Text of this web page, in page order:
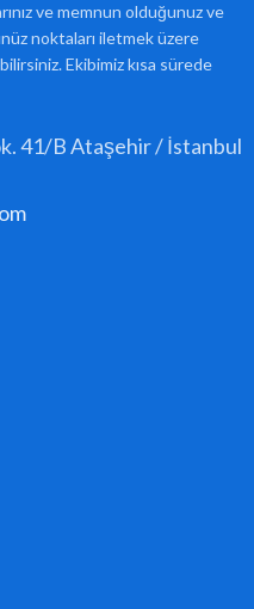
ve memnun olduğunuz ve
noktaları iletmek üzere
Ekibimiz kısa sürede
41/B Ataşehir / İstanbul